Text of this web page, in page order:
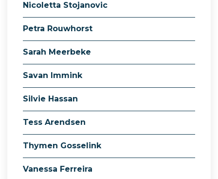
Nicoletta Stojanovic
Petra Rouwhorst
Sarah Meerbeke
Savan Immink
Silvie Hassan
Tess Arendsen
Thymen Gosselink
Vanessa Ferreira